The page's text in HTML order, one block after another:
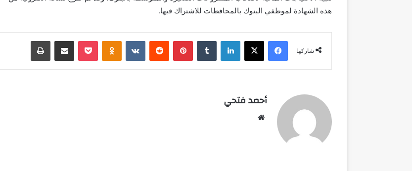
هذه الشهادة لموظفي البنوك بالمحافظات للاشتراك فيها.
شاركها
فيسبوك ‫X لينكدإن بينتيريست Odnoklassniki
‫Pocket مشاركة عبر البريد طباعة
أحمد فتحي